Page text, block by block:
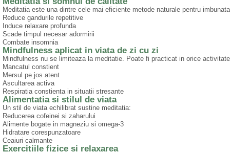
Meditatia este una dintre cele mai eficiente metode naturale pentru
Reduce gandurile repetitive
Induce relaxare profunda
Scade timpul necesar adormirii
Combate insomnia
Mindfulness aplicat in viata de zi cu zi
Mindfulness nu se limiteaza la meditatie. Poate fi practicat in orice
Mancatul constient
Mersul pe jos atent
Ascultarea activa
Respiratia constienta in situatii stresante
Alimentatia si stilul de viata
Un stil de viata echilibrat sustine meditatia:
Reducerea cofeinei si zaharului
Alimente bogate in magneziu si omega-3
Hidratare corespunzatoare
Ceaiuri calmante
Exercitiile fizice si relaxarea